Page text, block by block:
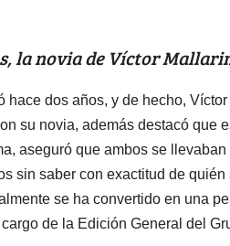
la novia de Víctor
hace dos años, y de hecho,
su novia, además destacó que
aseguró que ambos se
sin saber con exactitud de
se ha convertido en una
de la Edición General del